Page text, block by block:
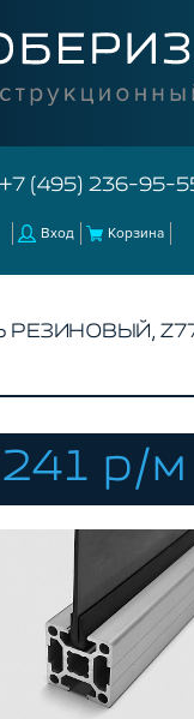
+7 (495) 236-95-
Вход Корзина
К ЧПУ
МОДУЛЬНАЯ
КОНСТРУКЦИОННАЯ
РЕЗИНОВЫЙ,
241 р/м